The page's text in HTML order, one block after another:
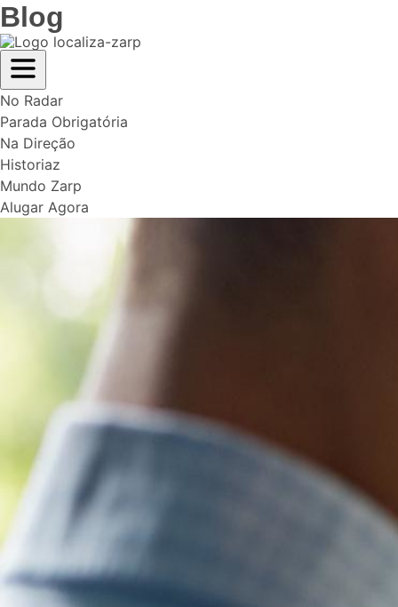
Blog
No Radar
Parada Obrigatória
Na Direção
Historiaz
Mundo Zarp
Alugar Agora